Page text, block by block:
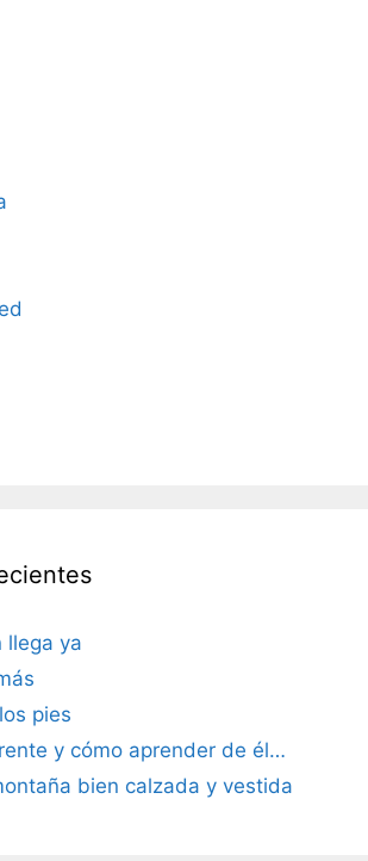
llega ya
pies
y cómo aprender de él…
bien calzada y vestida